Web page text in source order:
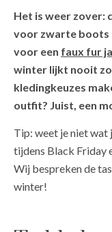
Het is weer zover:
voor zwarte boots
voor een faux fur
winter lijkt nooit
kledingkeuzes
outfit? Juist, een
Tip: weet je niet wat
tijdens Black Friday
Wij bespreken de
winter!